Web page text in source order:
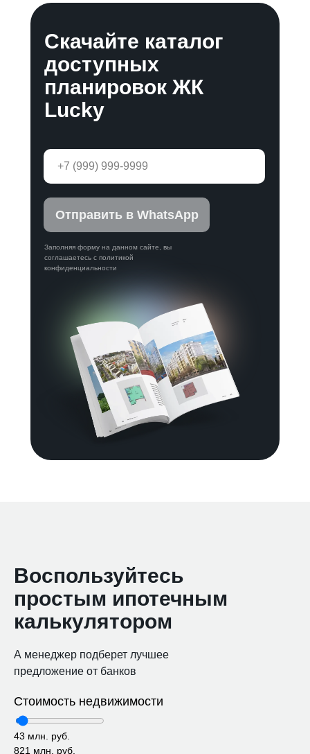
Скачайте каталог
доступных
планировок ЖК
Lucky
Заполняя форму на данном сайте, вы
соглашаетесь с политикой
конфиденциальности
Отправить в WhatsApp
Воспользуйтесь
простым ипотечным
калькулятором
А менеджер подберет лучшее
предложение от банков
Стоимость недвижимости
43 млн. руб.
821 млн. руб.